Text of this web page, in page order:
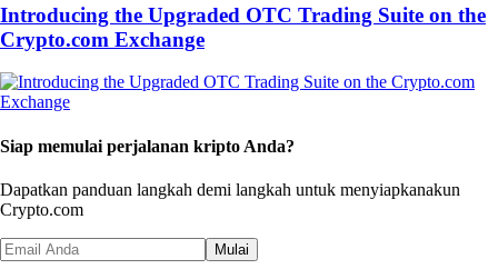
Introducing the Upgraded OTC Trading Suite on the
Crypto.com Exchange
Siap memulai perjalanan kripto Anda?
Dapatkan panduan langkah demi langkah untuk menyiapkanakun
Crypto.com
Mulai